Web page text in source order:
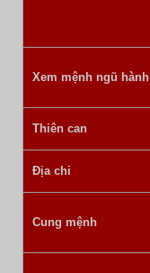
Xem mệnh ngũ hành
Thiên can
Địa chi
Cung mệnh